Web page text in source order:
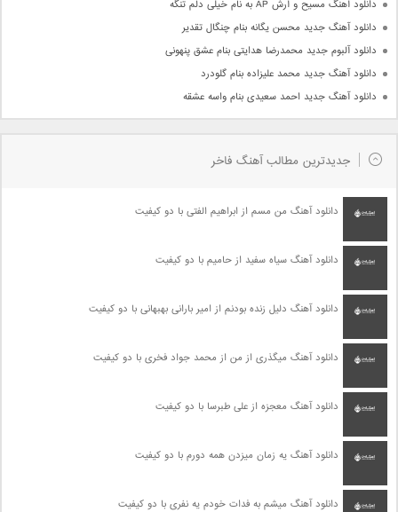
دانلود آهنگ مسیح و آرش AP به نام خیلی دلم تنگه
دانلود آهنگ جدید محسن یگانه بنام چنگال تقدیر
دانلود آلبوم جدید محمدرضا هدایتی بنام عشق پنهونی
دانلود آهنگ جدید محمد علیزاده بنام گلودرد
دانلود آهنگ جدید احمد سعیدی بنام واسه عشقه
جدیدترین مطالب آهنگ فاخر
دانلود آهنگ من مسم از ابراهیم الفتی با دو کیفیت
دانلود آهنگ سیاه سفید از حامیم با دو کیفیت
دانلود آهنگ دلیل زنده بودنم از امیر بارانی بهبهانی با دو کیفیت
دانلود آهنگ میگذری از من از محمد جواد فخری با دو کیفیت
دانلود آهنگ معجزه از علی طبرسا با دو کیفیت
دانلود آهنگ یه زمان میزدن همه دورم با دو کیفیت
دانلود آهنگ میشم به فدات خودم یه نفری با دو کیفیت